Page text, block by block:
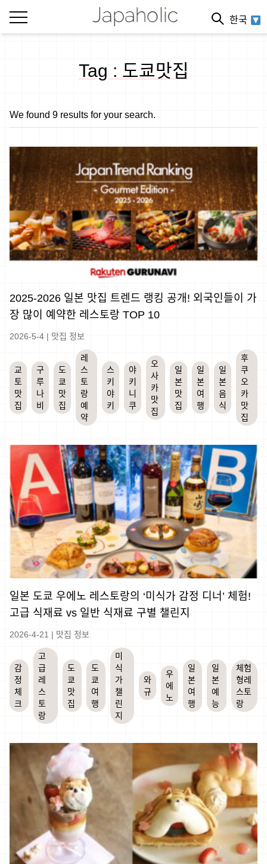
한국
Tag : 도쿄맛집
We found 9 results for your search.
2025-2026 일본 맛집 트렌드 랭킹 공개! 외국인들이 가
장 많이 예약한 레스토랑 TOP 10
2026-5-4 | 맛집 정보
교
토
맛
집
구
루
나
비
도
쿄
맛
집
레
스
토
랑
예
약
스
키
야
키
야
키
니
쿠
오
사
카
맛
집
일
본
맛
집
일
본
여
행
일
본
음
식
후
쿠
오
카
맛
집
일본 도쿄 우에노 레스토랑의 ‘미식가 감정 디너’ 체험!
고급 식재료 vs 일반 식재료 구별 챌린지
2026-4-21 | 맛집 정보
감
정
체
크
고
급
레
스
토
랑
도
쿄
맛
집
도
쿄
여
행
미
식
가
챌
린
지
와
규
우
에
노
일
본
여
행
일
본
예
능
체험
형레
스토
랑